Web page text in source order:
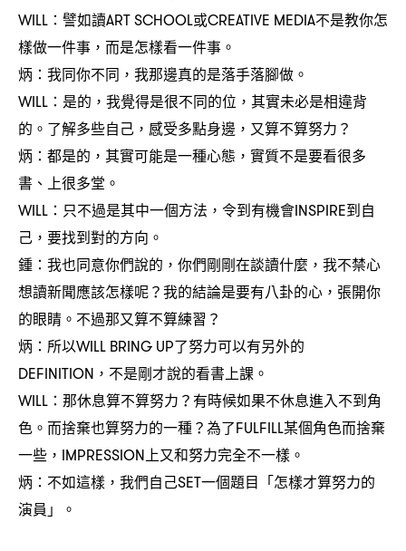
WILL： 譬如讀ART SCHOOL或CREATIVE MEDIA不是教你怎
樣做一件事 ， 而是怎樣看一件事。
炳 ： 我同你不同 ， 我那邊真的是落手落腳做。
WILL： 是的 ， 我覺得是很不同的位 ， 其實未必是相違背
的。了解多些自己 ， 感受多點身邊 ， 又算不算努力 ？
炳 ： 都是的 ， 其實可能是一種心態 ， 實質不是要看很多
書、上很多堂。
WILL： 只不過是其中一個方法 ， 令到有機會INSPIRE到自
己 ， 要找到對的方向。
鍾 ： 我也同意你們說的 ， 你們剛剛在談讀什麼 ， 我不禁心
想讀新聞應該怎樣呢？我的結論是要有八卦的心 ， 張開你
的眼睛。不過那又算不算練習 ？
炳 ： 所以WILL BRING UP了努力可以有另外的
DEFINITION， 不是剛才說的看書上課。
WILL： 那休息算不算努力 ？ 有時候如果不休息進入不到角
色。而捨棄也算努力的一種 ？為了FULFILL某個角色而捨棄
一些 ，IMPRESSION上又和努力完全不一樣。
炳 ： 不如這樣 ， 我們自己SET一個題目「怎樣才算努力的
演員」。